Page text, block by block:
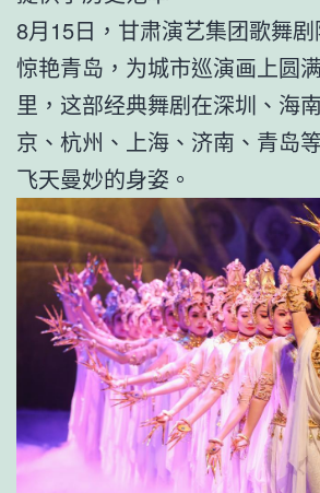
8月15日，甘肃演艺集团歌舞剧
惊艳青岛，为城市巡演画上圆
里，这部经典舞剧在深圳、海
京、杭州、上海、济南、青岛
飞天曼妙的身姿。